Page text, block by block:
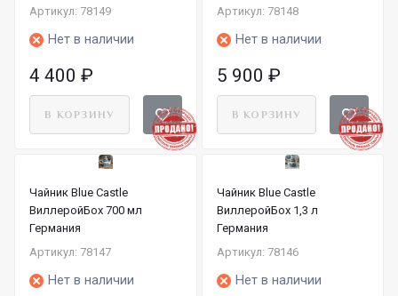
Артикул: 78149
Нет в наличии
4 400 ₽
В КОРЗИНУ
Артикул: 78148
Нет в наличии
5 900 ₽
В КОРЗИНУ
Чайник Blue Castle
ВиллеройБох 700 мл
Германия
Артикул: 78147
Нет в наличии
Чайник Blue Castle
ВиллеройБох 1,3 л
Германия
Артикул: 78146
Нет в наличии